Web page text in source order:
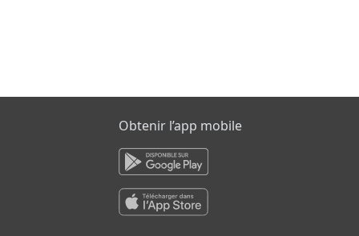
Obtenir l’app mobile